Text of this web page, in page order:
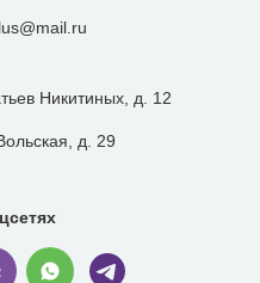
Никитиных, д. 12
д. 29